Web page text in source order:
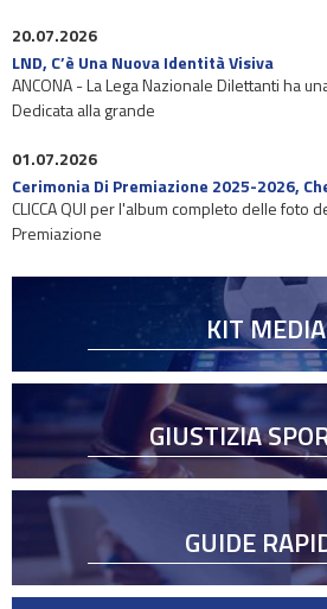
20.07.2026
LND, C’è Una Nuova Identità Visiva
ANCONA - La Lega Nazionale Dilettanti ha
Dedicata alla grande
01.07.2026
Cerimonia Di Premiazione 2025-2026,
CLICCA QUI per l'album completo delle foto
Premiazione
KIT MEDIA
GIUSTIZIA
GUIDE